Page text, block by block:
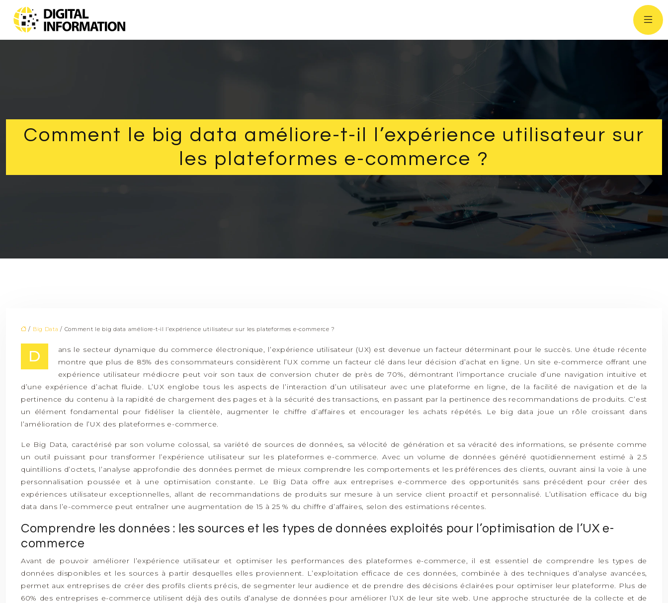
Comment le big data améliore-t-il l’expérience utilisateur sur
les plateformes e-commerce ?
/ Big Data / Comment le big data améliore-t-il l’expérience utilisateur sur les plateformes e-commerce ?
D
ans le secteur dynamique du commerce électronique, l’expérience utilisateur (UX) est devenue un facteur déterminant pour le succès. Une étude récente
montre que plus de 85% des consommateurs considèrent l’UX comme un facteur clé dans leur décision d’achat en ligne. Un site e-commerce offrant une
expérience utilisateur médiocre peut voir son taux de conversion chuter de près de 70%, démontrant l’importance cruciale d’une navigation intuitive et
d’une expérience d’achat fluide. L’UX englobe tous les aspects de l’interaction d’un utilisateur avec une plateforme en ligne, de la facilité de navigation et de la
pertinence du contenu à la rapidité de chargement des pages et à la sécurité des transactions, en passant par la pertinence des recommandations de produits. C’est
un élément fondamental pour fidéliser la clientèle, augmenter le chiffre d’affaires et encourager les achats répétés. Le big data joue un rôle croissant dans
l’amélioration de l’UX des plateformes e-commerce.
Le Big Data, caractérisé par son volume colossal, sa variété de sources de données, sa vélocité de génération et sa véracité des informations, se présente comme
un outil puissant pour transformer l’expérience utilisateur sur les plateformes e-commerce. Avec un volume de données généré quotidiennement estimé à 2.5
quintillions d’octets, l’analyse approfondie des données permet de mieux comprendre les comportements et les préférences des clients, ouvrant ainsi la voie à une
personnalisation poussée et à une optimisation constante. Le Big Data offre aux entreprises e-commerce des opportunités sans précédent pour créer des
expériences utilisateur exceptionnelles, allant de recommandations de produits sur mesure à un service client proactif et personnalisé. L’utilisation efficace du big
data dans l’e-commerce peut entraîner une augmentation de 15 à 25 % du chiffre d’affaires, selon des estimations récentes.
Comprendre les données : les sources et les types de données exploités pour l’optimisation de l’UX e-
commerce
Avant de pouvoir améliorer l’expérience utilisateur et optimiser les performances des plateformes e-commerce, il est essentiel de comprendre les types de
données disponibles et les sources à partir desquelles elles proviennent. L’exploitation efficace de ces données, combinée à des techniques d’analyse avancées,
permet aux entreprises de créer des profils clients précis, de segmenter leur audience et de prendre des décisions éclairées pour optimiser leur plateforme. Plus de
60% des entreprises e-commerce utilisent déjà des outils d’analyse de données pour améliorer l’UX de leur site web. Une approche structurée de la collecte et de